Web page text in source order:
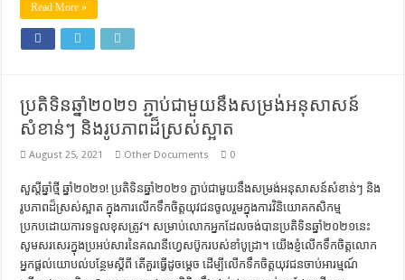
Read More »
ប្រតិទិនឆ្នាំ២០២១ ភ្ជាប់ជាមួយនឹងសម្រង់អនុសាសន៍
សំខាន់ៗ និងរូបភាពដ៏ស្រស់ស្អាត
August 25, 2021 Other Documents 0
សួស្តីឆ្នាំថ្មី ឆ្នាំ២០២១! ប្រតិទិនឆ្នាំ២០២១ ភ្ជាប់ជាមួយនឹងសម្រង់អនុសាសន៍សំខាន់ៗ និង
រូបភាពដ៏ស្រស់ស្អាត ក្នុងការលើកទឹកចិត្តយុវជនចូលរួមក្នុងការវិនិយោគកសិកម្ម
ប្រកបដោយការទទួលខុសត្រូវ។ សម្រាប់លោកអ្នកដែលចង់បានប្រតិទិនឆ្នាំ២០២១នេះ
សូមសរសេរក្នុងប្រអប់សារនៃគណនីហ្វេសប៊ូករបស់ខាំបូដ្រា។ យើងខ្ញំលើកទឹកចិត្តលោក
អ្នកផ្តល់យោបល់បន្ថែមស្តីពី តើគួរធ្វើដូចម្តេច ដើម្បីលើកទឹកចិត្តយុវជនចាប់អារម្មណ៍